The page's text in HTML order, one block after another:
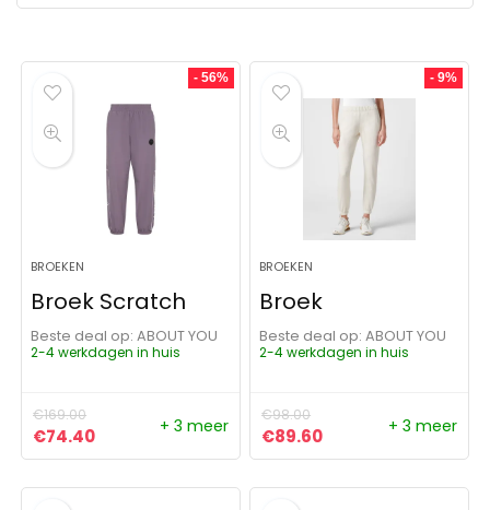
- 56%
BROEKEN
Broek Scratch
Beste deal op:
ABOUT YOU
2-4 werkdagen in huis
€169.00
Oorspronkelijke prijs was: €169.00.
€74.40Huidige prijs is: €74.40.
+ 3 meer
- 9%
BROEKEN
Broek
Beste deal op:
ABOUT YOU
2-4 werkdagen in huis
€98.00
Oorspronkelijke prijs
€89.60Huidige prijs is:
+ 3 meer